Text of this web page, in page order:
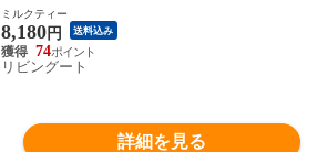
マン ドレッサーチェア 丸イス PUレザー
合皮 ゴールド アンティーク調 おしゃれ ）
【ミルクティー】
ミルクティー
8,180円 送料込み
74
リビングート
詳細を見る